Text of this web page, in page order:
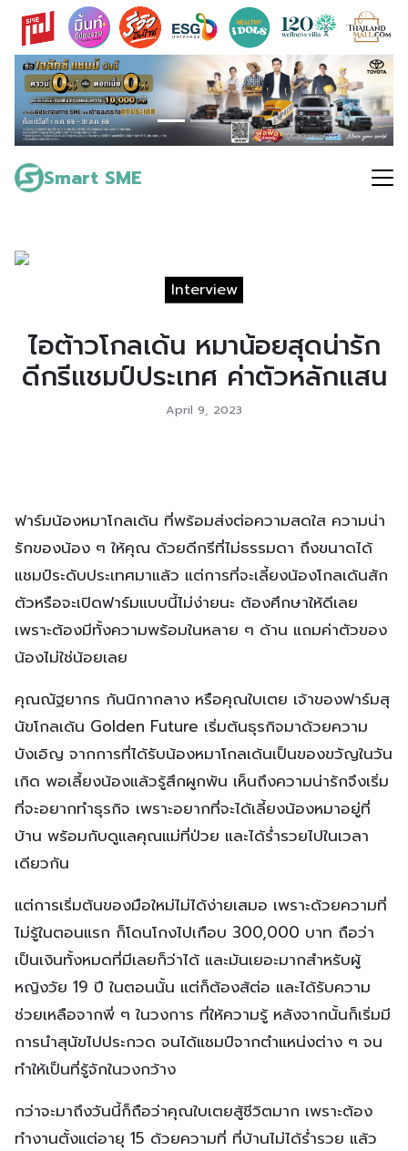
Skip
content
Smart SME
Search
for:
Interview
ไอต้าวโกลเด้น หมาน้อยสุดน่ารัก
ดีกรีแชมป์ประเทศ ค่าตัวหลักแสน
April 9, 2023
ฟาร์มน้องหมาโกลเด้น ที่พร้อมส่งต่อความสดใส ความน่า
รักของน้อง ๆ ให้คุณ ด้วยดีกรีที่ไม่ธรรมดา ถึงขนาดได้
แชมป์ระดับประเทศมาแล้ว แต่การที่จะเลี้ยงน้องโกลเด้นสัก
ตัวหรือจะเปิดฟาร์มแบบนี้ไม่ง่ายนะ ต้องศึกษาให้ดีเลย
เพราะต้องมีทั้งความพร้อมในหลาย ๆ ด้าน แถมค่าตัวของ
น้องไม่ใช่น้อยเลย
คุณณัฐยากร กันนิกากลาง หรือคุณใบเตย เจ้าของฟาร์มสุ
นัขโกลเด้น Golden Future เริ่มต้นธุรกิจมาด้วยความ
บังเอิญ จากการที่ได้รับน้องหมาโกลเด้นเป็นของขวัญในวัน
เกิด พอเลี้ยงน้องแล้วรู้สึกผูกพัน เห็นถึงความน่ารักจึงเริ่ม
ที่จะอยากทำธุรกิจ เพราะอยากที่จะได้เลี้ยงน้องหมาอยู่ที่
บ้าน พร้อมกับดูแลคุณแม่ที่ป่วย และได้ร่ำรวยไปในเวลา
เดียวกัน
แต่การเริ่มต้นของมือใหม่ไม่ได้ง่ายเสมอ เพราะด้วยความที่
ไม่รู้ในตอนแรก ก็โดนโกงไปเกือบ 300,000 บาท ถือว่า
เป็นเงินทั้งหมดที่มีเลยก็ว่าได้ และมันเยอะมากสำหรับผู้
หญิงวัย 19 ปี ในตอนนั้น แต่ก็ต้องส้ต่อ และได้รับความ
ช่วยเหลือจากพี่ ๆ ในวงการ ที่ให้ความรู้ หลังจากนั้นก็เริ่มมี
การนำสุนัขไปประกวด จนได้แชมป์จากตำแหน่งต่าง ๆ จน
ทำให้เป็นที่รู้จักในวงกว้าง
กว่าจะมาถึงวันนี้ก็ถือว่าคุณใบเตยสู้ชีวิตมาก เพราะต้อง
ทำงานตั้งแต่อายุ 15 ด้วยความที่ ที่บ้านไม่ได้ร่ำรวย แล้ว